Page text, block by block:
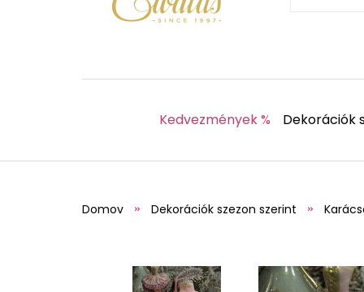
Kedvezmények % Dekorációk
Domov Dekorációk szezon szerint